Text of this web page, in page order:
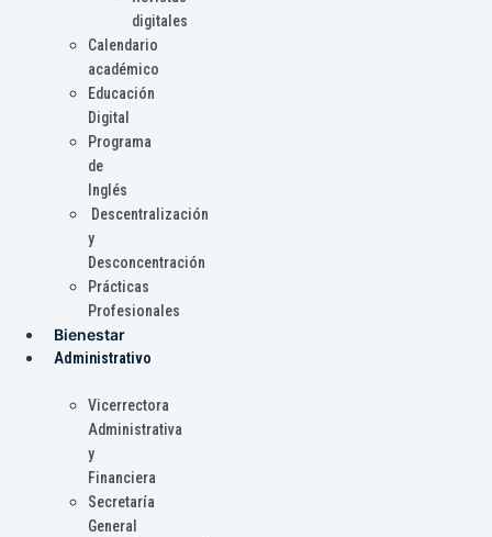
digitales
Calendario
académico
Educación
Digital
Programa
de
Inglés
Descentralización
y
Desconcentración
Prácticas
Profesionales
Bienestar
Administrativo
Vicerrectora
Administrativa
y
Financiera
Secretaría
General